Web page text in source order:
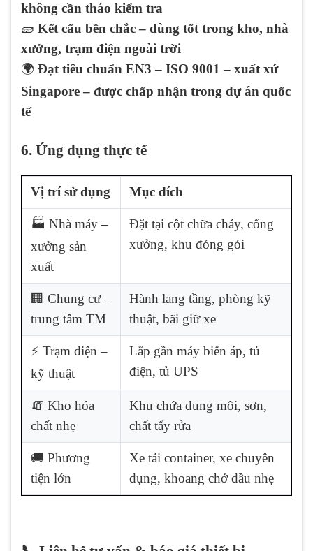
không cần tháo kiểm tra
🧱 Kết cấu bền chắc – dùng tốt trong kho, nhà
xưởng, trạm điện ngoài trời
🌍 Đạt tiêu chuẩn EN3 – ISO 9001 – xuất xứ
Singapore – được chấp nhận trong dự án quốc
tế
6. Ứng dụng thực tế
Vị trí sử dụng Mục đích
🏭 Nhà máy –
xưởng sản
xuất
Đặt tại cột chữa cháy, cổng
xưởng, khu đóng gói
🏢 Chung cư –
trung tâm TM
Hành lang tầng, phòng kỹ
thuật, bãi giữ xe
⚡ Trạm điện –
kỹ thuật
Lắp gần máy biến áp, tủ
điện, tủ UPS
🧯 Kho hóa
chất nhẹ
Khu chứa dung môi, sơn,
chất tẩy rửa
🚚 Phương
tiện lớn
Xe tải container, xe chuyên
dụng, khoang chở dầu nhẹ